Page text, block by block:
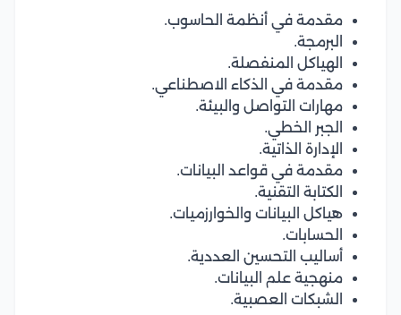
مقدمة في أنظمة الحاسوب.
البرمجة.
الهياكل المنفصلة.
مقدمة في الذكاء الاصطناعي.
مهارات التواصل والبيئة.
الجبر الخطي.
الإدارة الذاتية.
مقدمة في قواعد البيانات.
الكتابة التقنية.
هياكل البيانات والخوارزميات.
الحسابات.
أساليب التحسين العددية.
منهجية علم البيانات.
الشبكات العصبية.